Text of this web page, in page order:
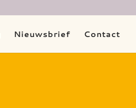
Nieuwsbrief Contact